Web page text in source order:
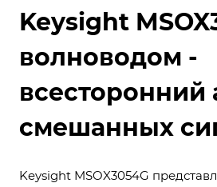
Keysight
волноводом -
всесторонний
смешанных
Keysight MSOX3054G